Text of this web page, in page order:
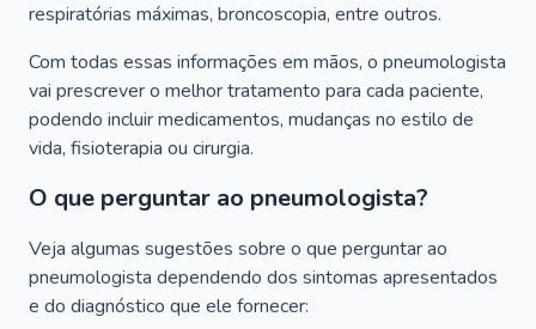
respiratórias máximas, broncoscopia, entre outros.
Com todas essas informações em mãos, o pneumologista
vai prescrever o melhor tratamento para cada paciente,
podendo incluir medicamentos, mudanças no estilo de
vida, fisioterapia ou cirurgia.
O que perguntar ao pneumologista?
Veja algumas sugestões sobre o que perguntar ao
pneumologista dependendo dos sintomas apresentados
e do diagnóstico que ele fornecer: